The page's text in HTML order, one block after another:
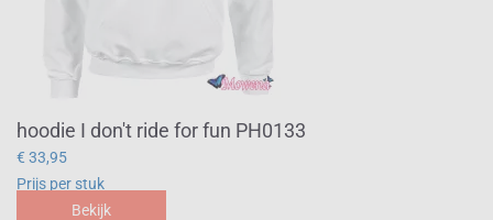
hoodie I don't ride for fun PH0133
€ 33,95
Prijs per stuk
Bekijk